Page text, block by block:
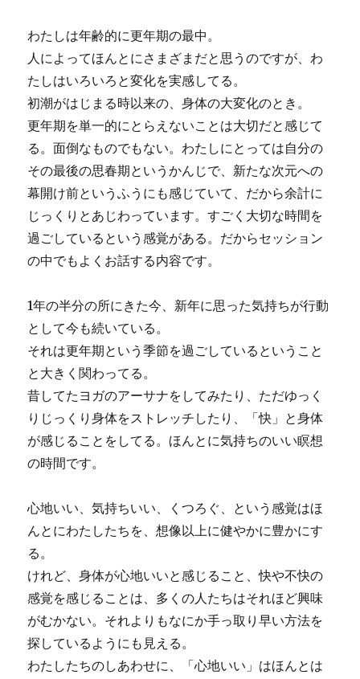
わたしは年齢的に更年期の最中。
人によってほんとにさまざまだと思うのですが、わ
たしはいろいろと変化を実感してる。
初潮がはじまる時以来の、身体の大変化のとき。
更年期を単一的にとらえないことは大切だと感じて
る。面倒なものでもない。わたしにとっては自分の
その最後の思春期というかんじで、新たな次元への
幕開け前というふうにも感じていて、だから余計に
じっくりとあじわっています。すごく大切な時間を
過ごしているという感覚がある。だからセッション
の中でもよくお話する内容です。
1年の半分の所にきた今、新年に思った気持ちが行動
として今も続いている。
それは更年期という季節を過ごしているということ
と大きく関わってる。
昔してたヨガのアーサナをしてみたり、ただゆっく
りじっくり身体をストレッチしたり、「快」と身体
が感じることをしてる。ほんとに気持ちのいい瞑想
の時間です。
心地いい、気持ちいい、くつろぐ、という感覚はほ
んとにわたしたちを、想像以上に健やかに豊かにす
る。
けれど、身体が心地いいと感じること、快や不快の
感覚を感じることは、多くの人たちはそれほど興味
がむかない。それよりもなにか手っ取り早い方法を
探しているようにも見える。
わたしたちのしあわせに、「心地いい」はほんとは